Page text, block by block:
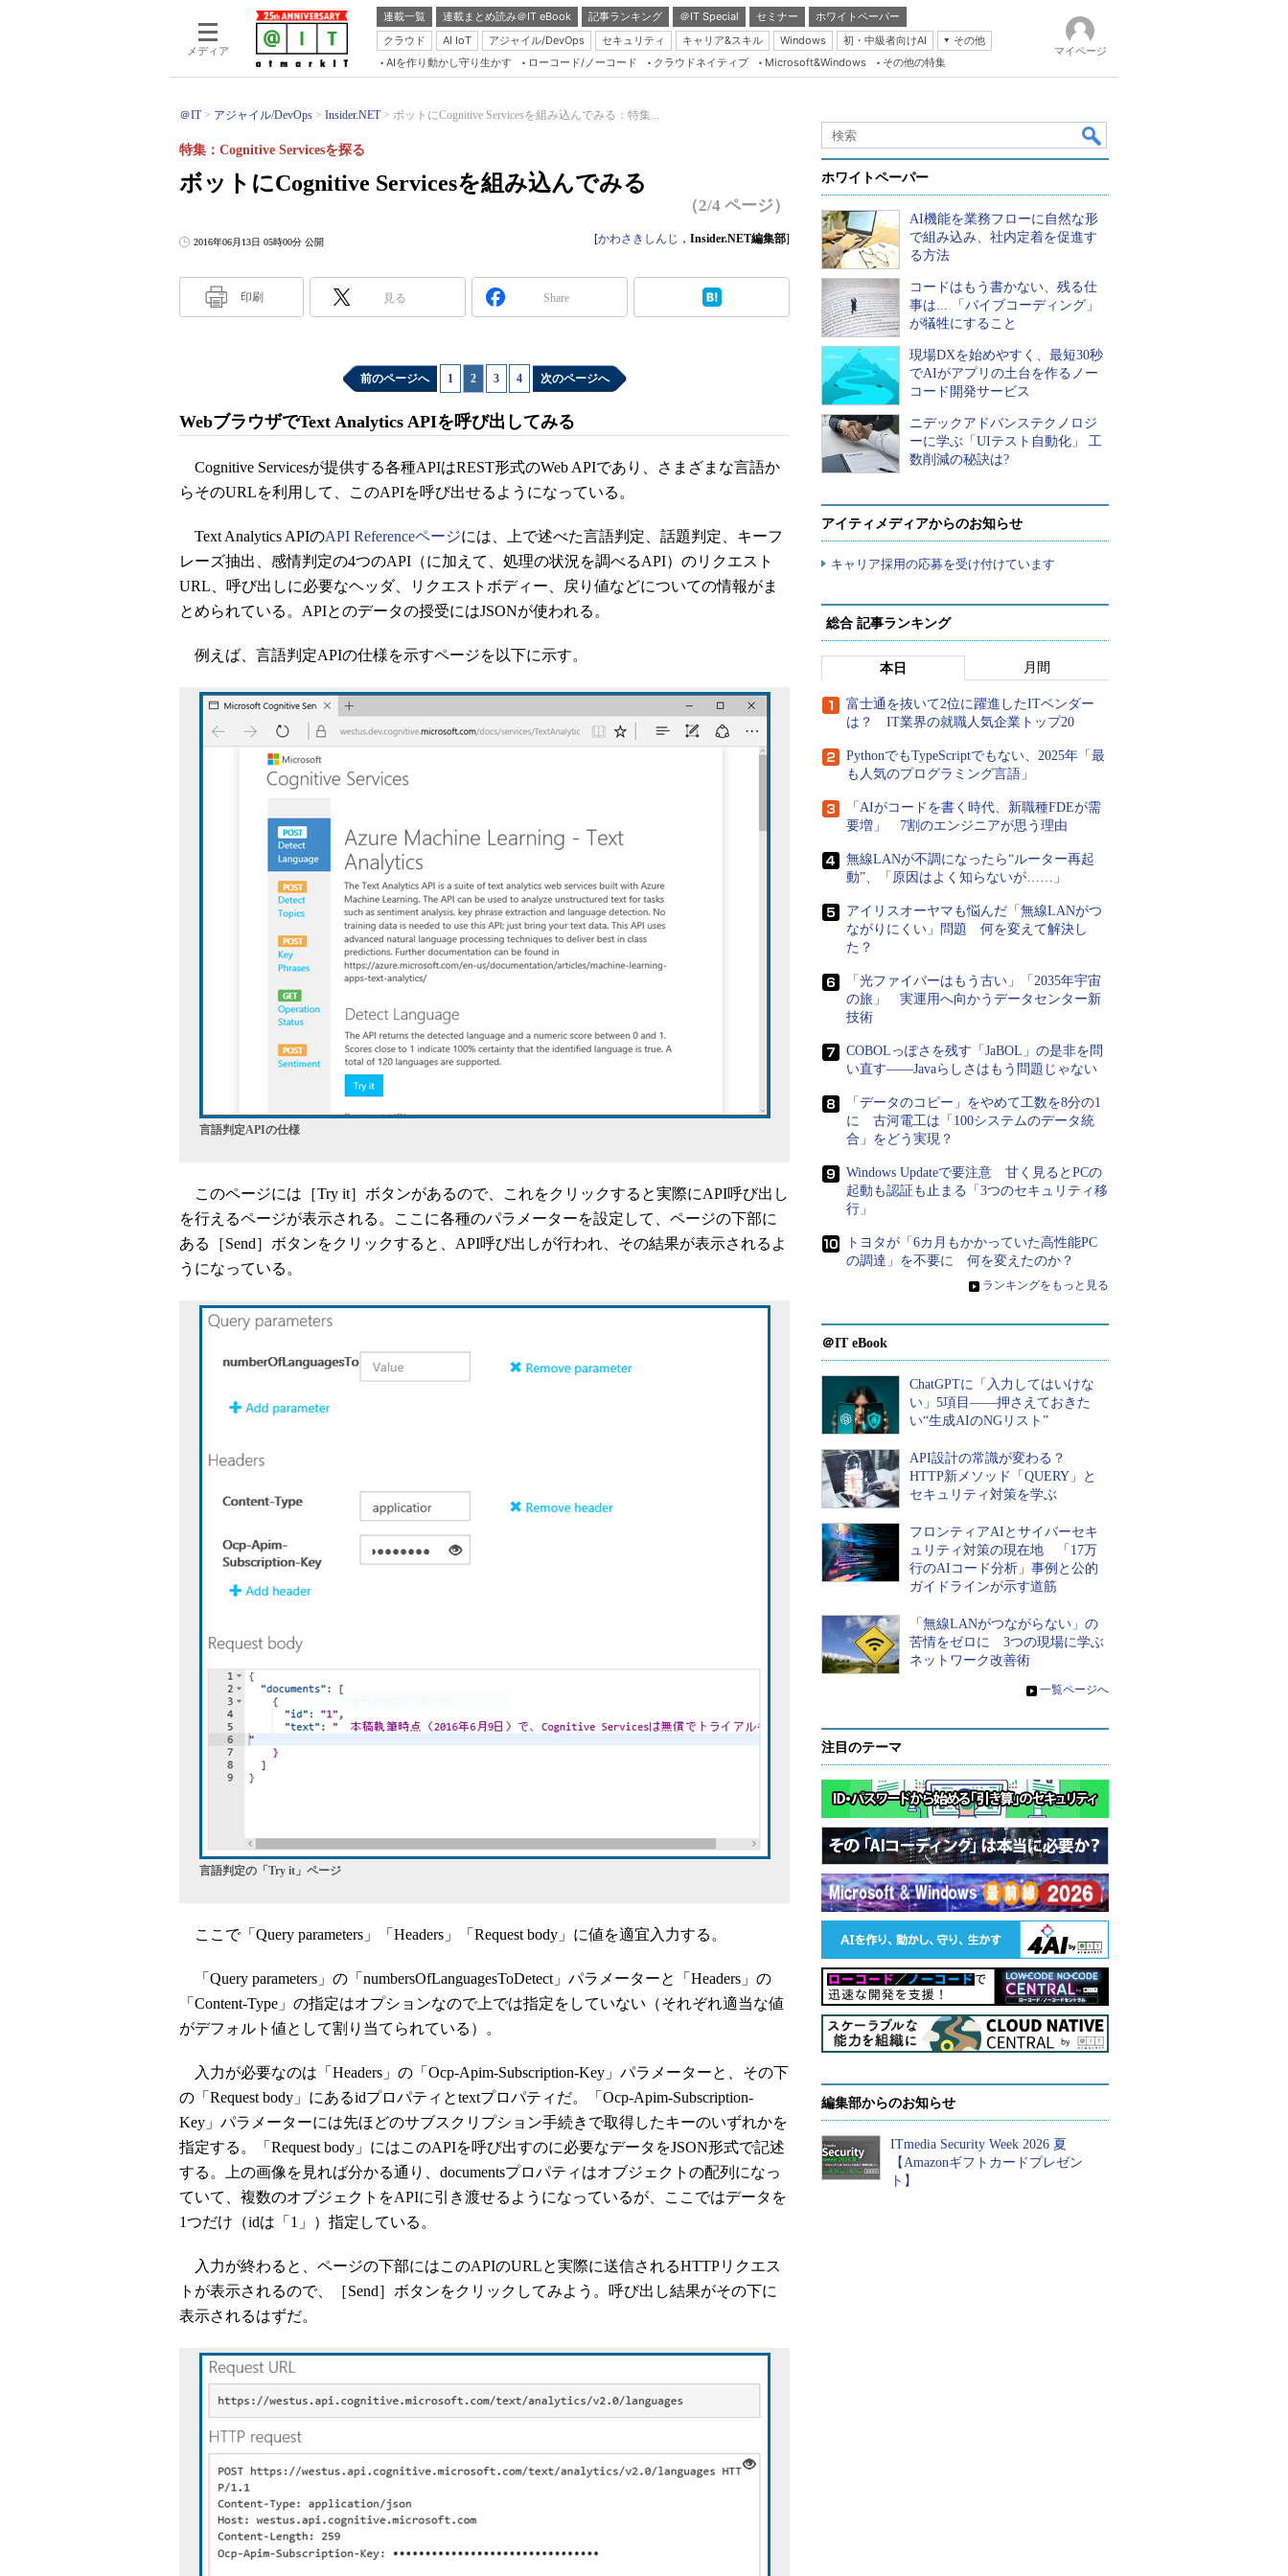
メディア
連載一覧 連載まとめ読み＠IT eBook 記事ランキング ＠IT Special セミナー
ホワイトペーパー
クラウド
AI IoT アジャイル/DevOps セキュリティ キャリア&スキル Windows 初・中級者向けAI
その他
Server & Storage
Database Expert
Master of IP Network
Security & Trust
AIを作り動かし守り生かす ローコード/ノーコード クラウドネイティブ Microsoft&Windows その他の特集
マイページ
＠IT アジャイル/DevOps Insider.NET ボットにCognitive Servicesを組み込んでみる：特集...
ボットにCognitive Servicesを組み込んでみる
特集：Cognitive Servicesを探る
（2/4 ページ）
2016年06月13日 05時00分 公開 [かわさきしんじ ， Insider.NET編集部]
印刷 見る Share
前のページへ 1 2 3 4 次のページへ
WebブラウザでText Analytics APIを呼び出してみる
Cognitive Servicesが提供する各種APIはREST形式のWeb APIであり、さまざまな言語か
らそのURLを利用して、このAPIを呼び出せるようになっている。
Text Analytics APIのAPI Referenceページには、上で述べた言語判定、話題判定、キーフ
レーズ抽出、感情判定の4つのAPI（に加えて、処理の状況を調べるAPI）のリクエスト
URL、呼び出しに必要なヘッダ、リクエストボディー、戻り値などについての情報がま
とめられている。APIとのデータの授受にはJSONが使われる。
例えば、言語判定APIの仕様を示すページを以下に示す。
言語判定APIの仕様
このページには［Try it］ボタンがあるので、これをクリックすると実際にAPI呼び出し
を行えるページが表示される。ここに各種のパラメーターを設定して、ページの下部に
ある［Send］ボタンをクリックすると、API呼び出しが行われ、その結果が表示されるよ
うになっている。
言語判定の「Try it」ページ
ここで「Query parameters」「Headers」「Request body」に値を適宜入力する。
「Query parameters」の「numbersOfLanguagesToDetect」パラメーターと「Headers」の
「Content-Type」の指定はオプションなので上では指定をしていない（それぞれ適当な値
がデフォルト値として割り当てられている）。
入力が必要なのは「Headers」の「Ocp-Apim-Subscription-Key」パラメーターと、その下
の「Request body」にあるidプロパティとtextプロパティだ。「Ocp-Apim-Subscription-
Key」パラメーターには先ほどのサブスクリプション手続きで取得したキーのいずれかを
指定する。「Request body」にはこのAPIを呼び出すのに必要なデータをJSON形式で記述
する。上の画像を見れば分かる通り、documentsプロパティはオブジェクトの配列になっ
ていて、複数のオブジェクトをAPIに引き渡せるようになっているが、ここではデータを
1つだけ（idは「1」）指定している。
入力が終わると、ページの下部にはこのAPIのURLと実際に送信されるHTTPリクエス
トが表示されるので、［Send］ボタンをクリックしてみよう。呼び出し結果がその下に
表示されるはずだ。
ホワイトペーパー
AI機能を業務フローに自然な形
で組み込み、社内定着を促進す
る方法
コードはもう書かない、残る仕
事は... 「バイブコーディング」
が犠牲にすること
現場DXを始めやすく、最短30秒
でAIがアプリの土台を作るノー
コード開発サービス
ニデックアドバンステクノロジ
ーに学ぶ「UIテスト自動化」 工
数削減の秘訣は?
アイティメディアからのお知らせ
キャリア採用の応募を受け付けています
総合 記事ランキング
本日 月間
富士通を抜いて2位に躍進したITベンダー
は？ IT業界の就職人気企業トップ20
PythonでもTypeScriptでもない、2025年「最
も人気のプログラミング言語」
「AIがコードを書く時代、新職種FDEが需
要増」 7割のエンジニアが思う理由
無線LANが不調になったら“ルーター再起
動”、「原因はよく知らないが……」
アイリスオーヤマも悩んだ「無線LANがつ
ながりにくい」問題 何を変えて解決し
た？
「光ファイバーはもう古い」「2035年宇宙
の旅」 実運用へ向かうデータセンター新
技術
COBOLっぽさを残す「JaBOL」の是非を問
い直す――Javaらしさはもう問題じゃない
「データのコピー」をやめて工数を8分の1
に 古河電工は「100システムのデータ統
合」をどう実現？
Windows Updateで要注意 甘く見るとPCの
起動も認証も止まる「3つのセキュリティ移
行」
トヨタが「6カ月もかかっていた高性能PC
の調達」を不要に 何を変えたのか？
» ランキングをもっと見る
＠IT eBook
ChatGPTに「入力してはいけな
い」5項目――押さえておきた
い“生成AIのNGリスト”
API設計の常識が変わる？
HTTP新メソッド「QUERY」と
セキュリティ対策を学ぶ
フロンティアAIとサイバーセキ
ュリティ対策の現在地 「17万
行のAIコード分析」事例と公的
ガイドラインが示す道筋
「無線LANがつながらない」の
苦情をゼロに 3つの現場に学ぶ
ネットワーク改善術
» 一覧ページへ
注目のテーマ
編集部からのお知らせ
ITmedia Security Week 2026 夏
【Amazonギフトカードプレゼン
ト】